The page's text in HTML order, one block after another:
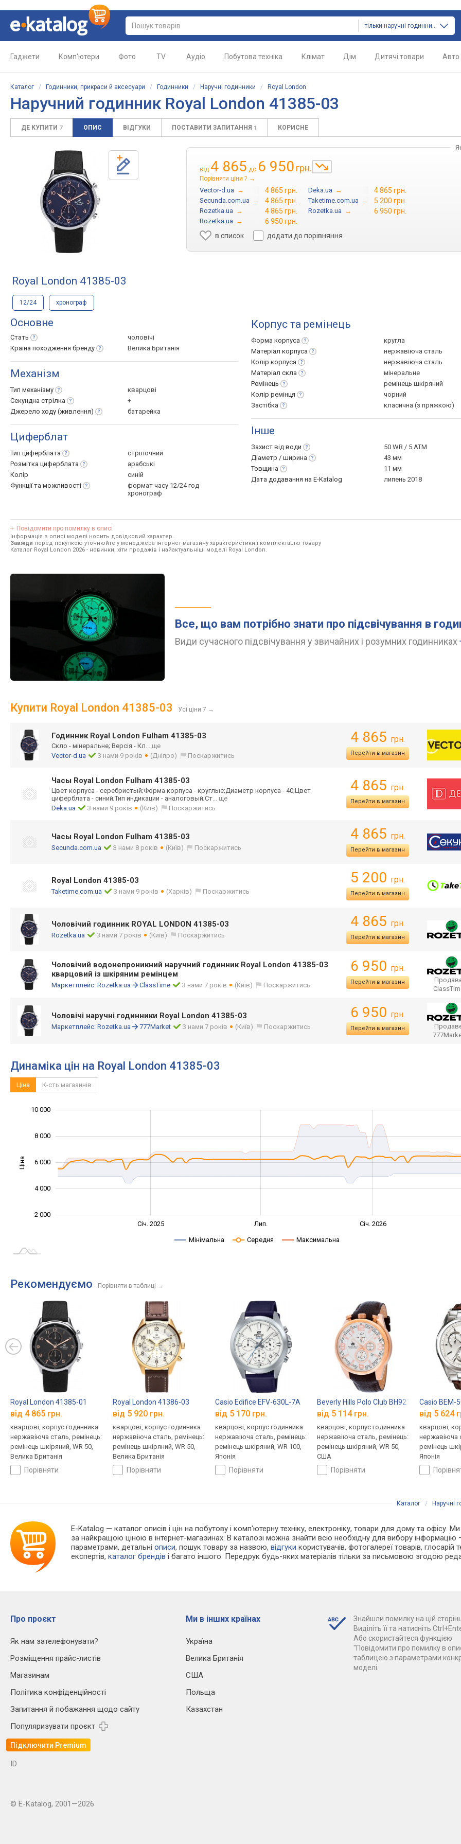
тільки наручні годинники
Гаджети Комп'ютери Фото TV Аудіо Побутова техніка Клімат Дім Дитячі товари Авто
Каталог / Годинники, прикраси й аксесуари / Годинники / Наручні годинники / Royal London
Наручний годинник Royal London 41385-03
ДЕ КУПИТИ 7 ОПИС ВІДГУКИ ПОСТАВИТИ ЗАПИТАННЯ 1 КОРИСНЕ
від 4 865 до 6 950 грн.
Порівняти ціни 7 →
Vector-d.ua → 4 865 грн. Deka.ua → 4 865 грн.
Secunda.com.ua → 4 865 грн. Taketime.com.ua → 5 200 грн.
Rozetka.ua → 4 865 грн. Rozetka.ua → 6 950 грн.
Rozetka.ua →
6 950 грн.
в список
додати до порівняння
Royal London 41385-03
12/24 хронограф
Основне
Стать
чоловічі
Країна походження бренду Велика Британія
Механізм
Тип механізму
кварцові
Секундна стрілка
+
Джерело ходу (живлення) батарейка
Циферблат
Тип циферблата
стрілочний
Розмітка циферблата
арабські
Колір
синій
Функції та можливості
формат часу 12/24 год
хронограф
Корпус та ремінець
Форма корпуса
кругла
Матеріал корпуса
нержавіюча сталь
Колір корпуса
нержавіюча сталь
Матеріал скла
мінеральне
Ремінець
ремінець шкіряний
Колір ремінця
чорний
Застібка
класична (з пряжкою)
Інше
Захист від води
50 WR / 5 ATM
Діаметр / ширина
43 мм
Товщина
11 мм
Дата додавання на E-Katalog
липень 2018
Повідомити про помилку в описі
Інформація в описі моделі носить довідковий характер.
Завжди перед покупкою уточнюйте у менеджера інтернет-магазину характеристики і комплектацію товару
Каталог Royal London 2026 - новинки, хіти продажів і найактуальніші моделі Royal London.
Все, що вам потрібно знати про підсвічування в
Види сучасного підсвічування у звичайних і розумних годинниках
Купити Royal London 41385-03 Усі ціни 7 →
Годинник Royal London Fulham 41385-03
Скло - мінеральне; Версія - Кл... ще
Vector-d.ua
З нами 9 років (Дніпро) Поскаржитись
4 865 грн.
Перейти в магазин
Часы Royal London Fulham 41385-03
Цвет корпуса - серебристый;Форма корпуса - круглые;Диаметр корпуса - 40;Цвет
циферблата - синий;Тип индикации - аналоговый;Ст... ще
Deka.ua
З нами 9 років (Київ) Поскаржитись
4 865 грн.
Перейти в магазин
Часы Royal London Fulham 41385-03
Secunda.com.ua З нами 8 років (Київ) Поскаржитись
4 865 грн.
Перейти в магазин
Royal London 41385-03
Taketime.com.ua З нами 9 років (Харків) Поскаржитись
5 200 грн.
Перейти в магазин
Чоловічий годинник ROYAL LONDON 41385-03
Rozetka.ua З нами 7 років (Київ) Поскаржитись
4 865 грн.
Перейти в магазин
Чоловічий водонепроникний наручний годинник Royal London 41385-03
кварцовий із шкіряним ремінцем
Маркетплейс: Rozetka.ua ClassTime З нами 7 років (Київ) Поскаржитись
6 950 грн.
Перейти в магазин
Чоловічі наручні годинники Royal London 41385-03
Маркетплейс: Rozetka.ua 777Market З нами 7 років (Київ) Поскаржитись
6 950 грн.
Перейти в магазин
Динаміка цін на Royal London 41385-03
Ціна К-сть магазинів
Ціна 10 000
2 000
4 000
6 000
8 000
10 000
Січ. 2025 Лип. Січ. 2026
Мінімальна Середня Максимальна
Рекомендуємо Порівняти в таблиці →
Royal London 41385-01
від 4 865 грн.
кварцові, корпус годинника
нержавіюча сталь, ремінець:
ремінець шкіряний, WR 50,
Велика Британія
порівняти
Royal London 41386-03
від 5 920 грн.
кварцові, корпус годинника
нержавіюча сталь, ремінець:
ремінець шкіряний, WR 50,
Велика Британія
порівняти
Casio Edifice EFV-630L-7A
від 5 170 грн.
кварцові, корпус годинника
нержавіюча сталь, ремінець:
ремінець шкіряний, WR 100,
Японія
порівняти
Beverly Hills Polo Club BH9210-05
від 5 114 грн.
кварцові, корпус годинника
нержавіюча сталь, ремінець:
ремінець шкіряний, WR 50,
США
порівняти
Casio BEM-
від 5 624
кварцові,
нержавіюча
ремінець
Японія
Каталог / Наручні
E-Katalog — каталог описів і цін на побутову і комп'ютерну техніку, електроніку, товари для дому та офісу.
за найкращою ціною в інтернет-магазинах. В каталозі можна знайти всю необхідну для вибору
параметрами, детальніописи, пошук товару за назвою,відгуки користувачів, фотогалереї товарів, глосарій
експертів,каталог брендів і багато іншого. Передрук будь-яких матеріалів тільки за письмовою згодою
Про проєкт
Як нам зателефонувати?
Розміщення прайс-листів
Магазинам
Політика конфіденційності
Запитання й побажання щодо сайту
Популяризувати проєкт
Підключити Premium
Ми в інших країнах
Україна
Велика Британія
США
Польща
Казахстан
Знайшли помилку на цій
Виділіть її та натисніть
Або скористайтеся функцією
"Повідомити про помилку в
таблицею з параметрами
моделі.
ID
© E-Katalog, 2001—2026